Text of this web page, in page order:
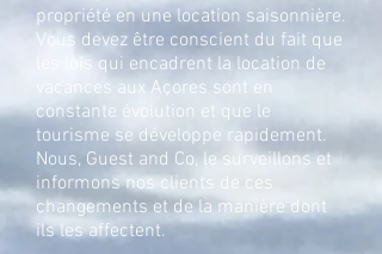
propriété en une location saisonnière.
Vous devez être conscient du fait que
les lois qui encadrent la location de
vacances aux Açores sont en
constante évolution et que le
tourisme se développe rapidement.
Nous, Guest and Co, le surveillons et
informons nos clients de ces
changements et de la manière dont
ils les affectent.